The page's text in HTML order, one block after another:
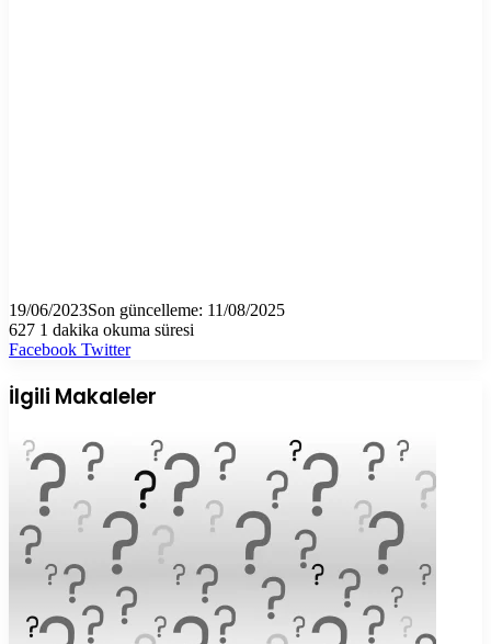
19/06/2023Son güncelleme: 11/08/2025
627 1 dakika okuma süresi
Facebook TwitterLinkedIn
Tumblr
Pinterest
Reddit
VKontakte
E-
ile
paylaş
Yazdır
İlgili Makaleler